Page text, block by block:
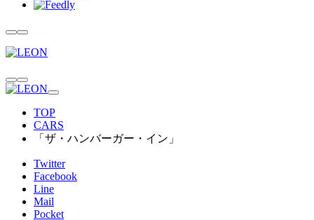
TOP
CARS
「ザ・ハンバーガー・イン」
Twitter
Facebook
Line
Mail
Pocket